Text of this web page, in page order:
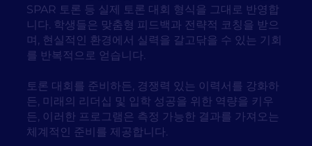
SPAR 토론 등 실제 토론 대회 형식을 그대로 반영합
니다. 학생들은 맞춤형 피드백과 전략적 코칭을 받으
며, 현실적인 환경에서 실력을 갈고닦을 수 있는 기회
를 반복적으로 얻습니다.
토론 대회를 준비하든, 경쟁력 있는 이력서를 강화하
든, 미래의 리더십 및 입학 성공을 위한 역량을 키우
든, 이러한 프로그램은 측정 가능한 결과를 가져오는
체계적인 준비를 제공합니다.